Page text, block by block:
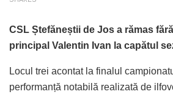
CSL Ștefăneștii de Jos a rămas
principal Valentin Ivan la capătul
Locul trei acontat la finalul
performanță notabilă realizată de